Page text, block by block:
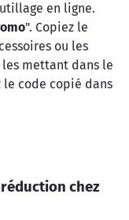
en ligne.
". Copiez le
ou les
mettant dans le
code copié dans
chez